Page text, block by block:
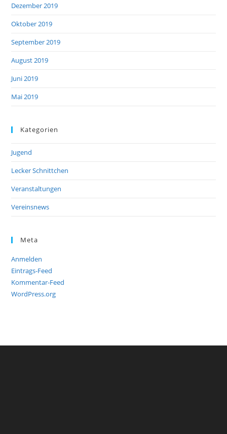
Dezember 2019
Oktober 2019
September 2019
August 2019
Juni 2019
Mai 2019
Kategorien
Jugend
Lecker Schnittchen
Veranstaltungen
Vereinsnews
Meta
Anmelden
Eintrags-Feed
Kommentar-Feed
WordPress.org